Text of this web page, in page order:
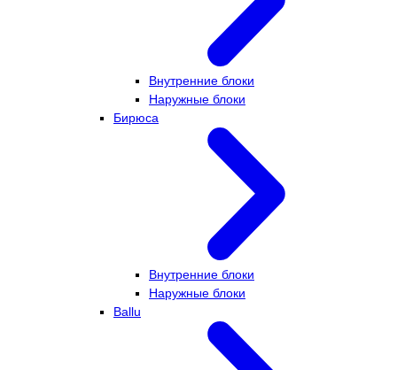
Внутренние блоки
Наружные блоки
Бирюса
Внутренние блоки
Наружные блоки
Ballu